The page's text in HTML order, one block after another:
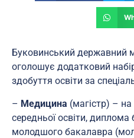
Буковинський державний
оголошує додатковий
здобуття освіти за
– Медицина (магістр) – на
середньої освіти,
молодшого бакалавра